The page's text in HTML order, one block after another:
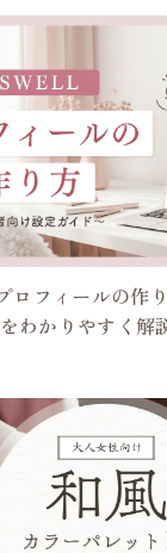
ロフィールの作
わかりやすく解